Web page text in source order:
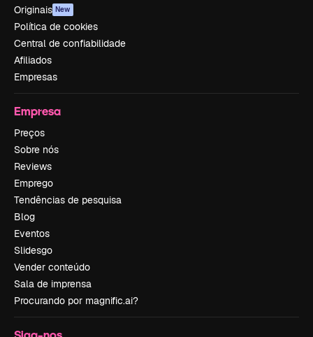
Originais New
Política de cookies
Central de confiabilidade
Afiliados
Empresas
Empresa
Preços
Sobre nós
Reviews
Emprego
Tendências de pesquisa
Blog
Eventos
Slidesgo
Vender conteúdo
Sala de imprensa
Procurando por magnific.ai?